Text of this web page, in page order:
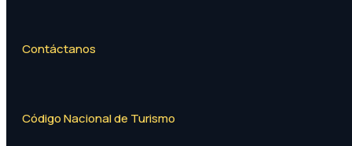
Contáctanos
Código Nacional de Turismo